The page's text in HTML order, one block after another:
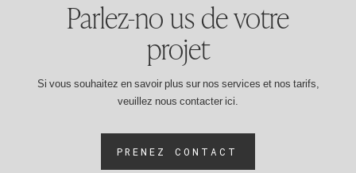
Parlez-no us de votre
projet
Si vous souhaitez en savoir plus sur nos services et nos tarifs,
veuillez nous contacter ici.
PRENEZ CONTACT